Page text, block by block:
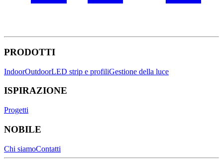
PRODOTTI
IndoorOutdoorLED strip e profiliGestione della luce
ISPIRAZIONE
Progetti
NOBILE
Chi siamoContatti